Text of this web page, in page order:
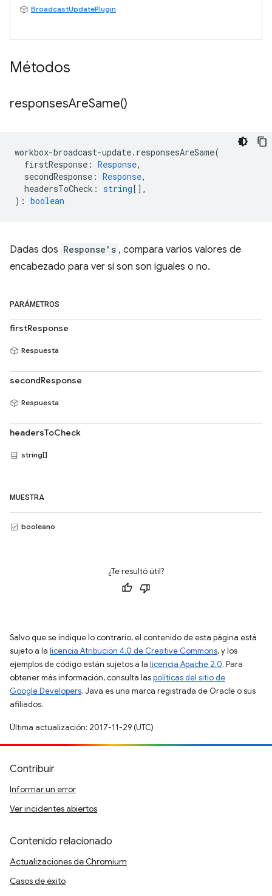
BroadcastUpdatePlugin
Métodos
responsesAreSame()
workbox-broadcast-update. responsesAreSame(
firstResponse : Response,
secondResponse : Response,
headersToCheck : string[],
) : boolean
Dadas dos Response's , compara varios valores de
encabezado para ver si son son iguales o no.
PARÁMETROS
firstResponse
Respuesta
secondResponse
Respuesta
headersToCheck
string[]
MUESTRA
booleano
¿Te resultó útil?
Salvo que se indique lo contrario, el contenido de esta página está
sujeto a la licencia Atribución 4.0 de Creative Commons, y los
ejemplos de código están sujetos a la licencia Apache 2.0. Para
obtener más información, consulta laspolíticas del sitio de
Google Developers. Java es una marca registrada de Oracle o sus
afiliados.
Última actualización: 2017-11-29 (UTC)
Contribuir
Informar un error
Ver incidentes abiertos
Contenido relacionado
Actualizaciones de Chromium
Casos de éxito